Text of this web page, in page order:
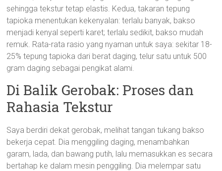
sehingga tekstur tetap elastis. Kedua, takaran tepung
tapioka menentukan kekenyalan: terlalu banyak, bakso
menjadi kenyal seperti karet; terlalu sedikit, bakso mudah
remuk. Rata-rata rasio yang nyaman untuk saya: sekitar 18-
25% tepung tapioka dari berat daging, telur satu untuk 500
gram daging sebagai pengikat alami.
Di Balik Gerobak: Proses dan
Rahasia Tekstur
Saya berdiri dekat gerobak, melihat tangan tukang bakso
bekerja cepat. Dia menggiling daging, menambahkan
garam, lada, dan bawang putih, lalu memasukkan es secara
bertahap ke dalam mesin penggiling. Dia melempar satu